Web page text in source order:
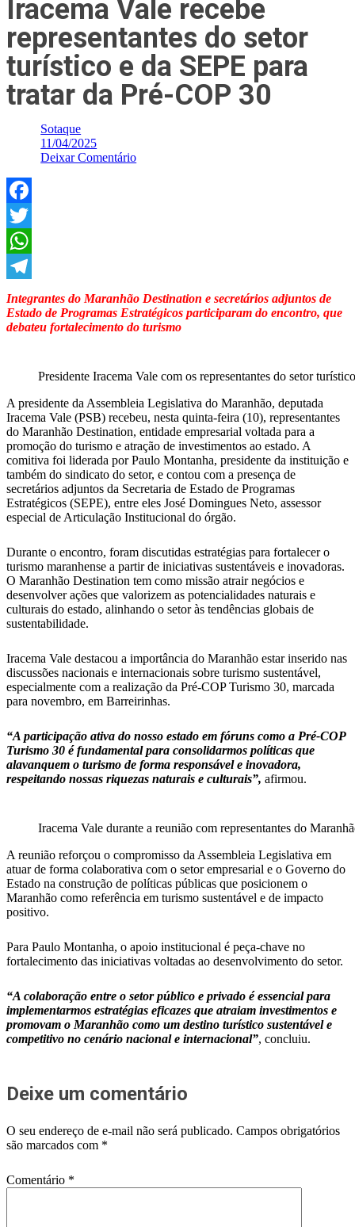
Iracema Vale recebe
representantes do setor
turístico e da SEPE para
tratar da Pré-COP 30
Sotaque
11/04/2025
Deixar Comentário
Facebook
Twitter
WhatsApp
Telegram
Integrantes do Maranhão Destination e secretários adjuntos de
Estado de Programas Estratégicos participaram do encontro, que
debateu fortalecimento do turismo
Presidente Iracema Vale com os representantes do setor
A presidente da Assembleia Legislativa do Maranhão, deputada
Iracema Vale (PSB) recebeu, nesta quinta-feira (10), representantes
do Maranhão Destination, entidade empresarial voltada para a
promoção do turismo e atração de investimentos ao estado. A
comitiva foi liderada por Paulo Montanha, presidente da instituição e
também do sindicato do setor, e contou com a presença de
secretários adjuntos da Secretaria de Estado de Programas
Estratégicos (SEPE), entre eles José Domingues Neto, assessor
especial de Articulação Institucional do órgão.
Durante o encontro, foram discutidas estratégias para fortalecer o
turismo maranhense a partir de iniciativas sustentáveis e inovadoras.
O Maranhão Destination tem como missão atrair negócios e
desenvolver ações que valorizem as potencialidades naturais e
culturais do estado, alinhando o setor às tendências globais de
sustentabilidade.
Iracema Vale destacou a importância do Maranhão estar inserido nas
discussões nacionais e internacionais sobre turismo sustentável,
especialmente com a realização da Pré-COP Turismo 30, marcada
para novembro, em Barreirinhas.
“A participação ativa do nosso estado em fóruns como a Pré-COP
Turismo 30 é fundamental para consolidarmos políticas que
alavanquem o turismo de forma responsável e inovadora,
respeitando nossas riquezas naturais e culturais”, afirmou.
Iracema Vale durante a reunião com representantes do
A reunião reforçou o compromisso da Assembleia Legislativa em
atuar de forma colaborativa com o setor empresarial e o Governo do
Estado na construção de políticas públicas que posicionem o
Maranhão como referência em turismo sustentável e de impacto
positivo.
Para Paulo Montanha, o apoio institucional é peça-chave no
fortalecimento das iniciativas voltadas ao desenvolvimento do setor.
“A colaboração entre o setor público e privado é essencial para
implementarmos estratégias eficazes que atraiam investimentos e
promovam o Maranhão como um destino turístico sustentável e
competitivo no cenário nacional e internacional”, concluiu.
Deixe um comentário
O seu endereço de e-mail não será publicado. Campos obrigatórios
são marcados com *
Comentário *